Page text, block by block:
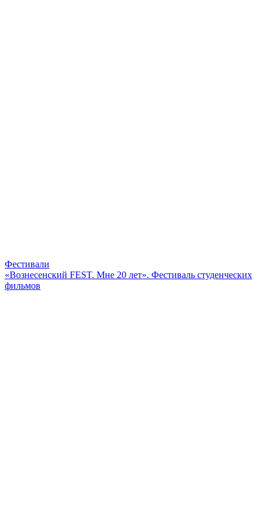
Фестивали
«Вознесенский FEST. Мне 20 лет». Фестиваль студенческих
фильмов